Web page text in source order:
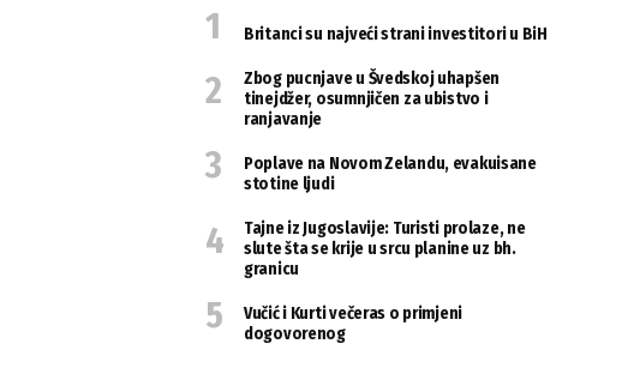
Britanci su najveći strani investitori u BiH
Zbog pucnjave u Švedskoj uhapšen
tinejdžer, osumnjičen za ubistvo i
ranjavanje
Poplave na Novom Zelandu, evakuisane
stotine ljudi
Tajne iz Jugoslavije: Turisti prolaze, ne
slute šta se krije u srcu planine uz bh.
granicu
Vučić i Kurti večeras o primjeni
dogovorenog